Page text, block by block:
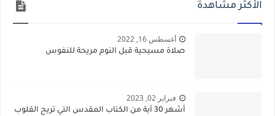
الأكثر مشاهدة
أغسطس 16, 2022
صلاة مسيحية قبل النوم مريحة للنفوس
فبراير 02, 2023
أشهر 30 آية من الكتاب المقدس التي تريح القلوب